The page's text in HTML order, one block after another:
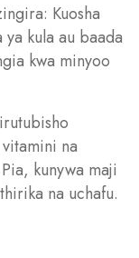
Kuosha
kula au baada
kwa minyoo
na
kunywa maji
na uchafu.